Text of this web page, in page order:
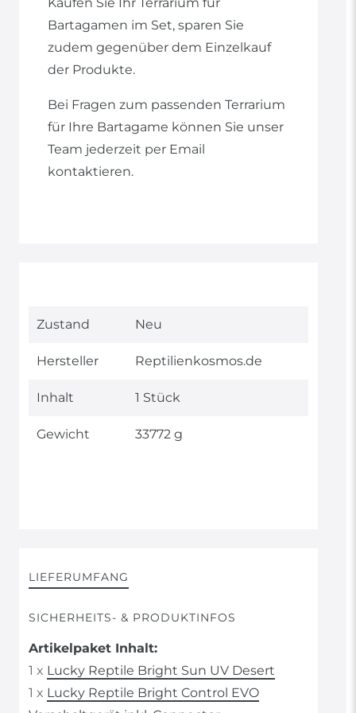
Bartagamen im Set, sparen Sie
zudem gegenüber dem Einzelkauf
der Produkte.
Bei Fragen zum passenden Terrarium
für Ihre Bartagame können Sie unser
Team jederzeit per Email
kontaktieren.
Technisches
Wert
Zustand Neu
Hersteller Reptilienkosmos.de
Inhalt 1 Stück
Gewicht 33772 g
LIEFERUMFANG
SICHERHEITS- & PRODUKTINFOS
Artikelpaket Inhalt:
1 x Lucky Reptile Bright Sun UV Desert
1 x Lucky Reptile Bright Control EVO